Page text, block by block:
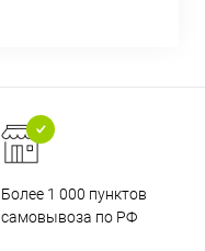
Более 1 000 пунктов
самовывоза по РФ